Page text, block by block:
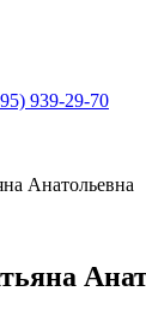
939-29-70
Анатольевна